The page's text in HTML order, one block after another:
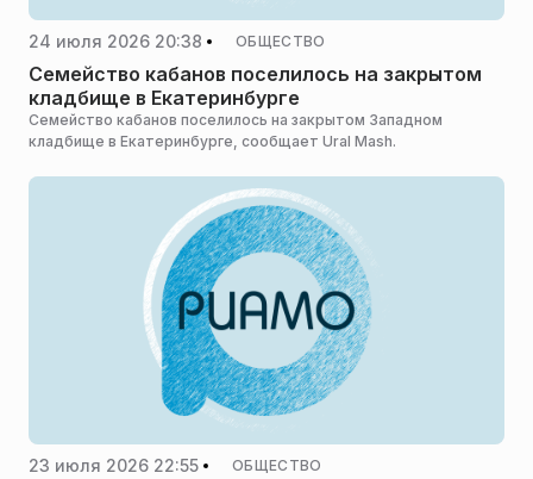
24 июля 2026 20:38 ОБЩЕСТВО
Семейство кабанов поселилось на закрытом
кладбище в Екатеринбурге
Семейство кабанов поселилось на закрытом Западном
кладбище в Екатеринбурге, сообщает Ural Mash.
23 июля 2026 22:55 ОБЩЕСТВО